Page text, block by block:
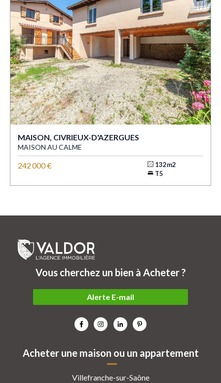
MAISON, CIVRIEUX-D'AZERGUES
MAISON AU CALME
242 000 €
132m2
T5
Acheter une maison ou un appartement
Villefranche-sur-Saône
Vous cherchez un bien à Acheter ?
Alerte E-mail